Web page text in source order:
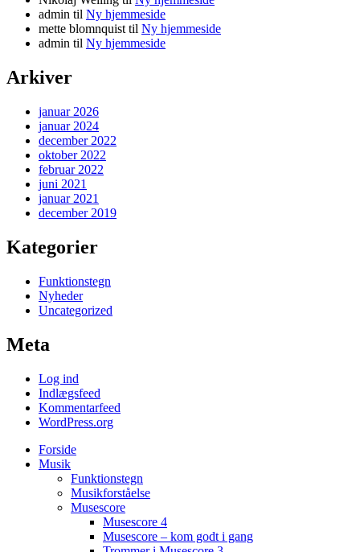
admin til Ny hjemmeside
mette blomnquist til Ny hjemmeside
admin til Ny hjemmeside
Arkiver
januar 2026
januar 2024
december 2022
oktober 2022
februar 2022
juni 2021
januar 2021
december 2019
Kategorier
Funktionstegn
Nyheder
Uncategorized
Meta
Log ind
Indlægsfeed
Kommentarfeed
WordPress.org
Forside
Musik
Funktionstegn
Musikforståelse
Musescore
Musescore 4
Musescore – kom godt i gang